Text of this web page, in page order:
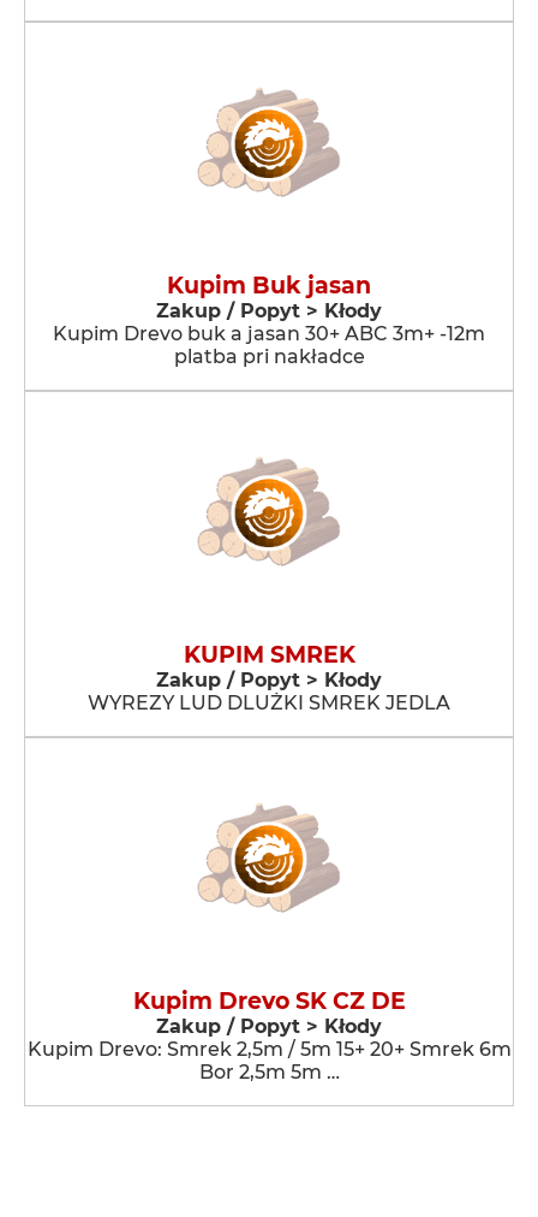
Kupim Buk jasan
Zakup / Popyt > Kłody
Kupim Drevo buk a jasan 30+ ABC 3m+ -12m
platba pri nakładce
KUPIM SMREK
Zakup / Popyt > Kłody
WYREZY LUD DLUŻKI SMREK JEDLA
Kupim Drevo SK CZ DE
Zakup / Popyt > Kłody
Kupim Drevo: Smrek 2,5m / 5m 15+ 20+ Smrek 6m
Bor 2,5m 5m …